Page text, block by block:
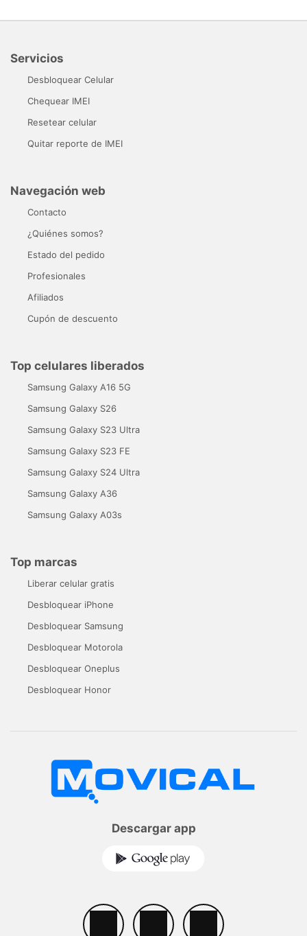
Servicios
Desbloquear Celular
Chequear IMEI
Resetear celular
Quitar reporte de IMEI
Navegación web
Contacto
¿Quiénes somos?
Estado del pedido
Profesionales
Afiliados
Cupón de descuento
Top celulares liberados
Samsung Galaxy A16 5G
Samsung Galaxy S26
Samsung Galaxy S23 Ultra
Samsung Galaxy S23 FE
Samsung Galaxy S24 Ultra
Samsung Galaxy A36
Samsung Galaxy A03s
Top marcas
Liberar celular gratis
Desbloquear iPhone
Desbloquear Samsung
Desbloquear Motorola
Desbloquear Oneplus
Desbloquear Honor
Descargar app